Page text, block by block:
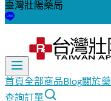
臺灣壯陽藥局
首頁全部商品 Blog關於
查詢訂單